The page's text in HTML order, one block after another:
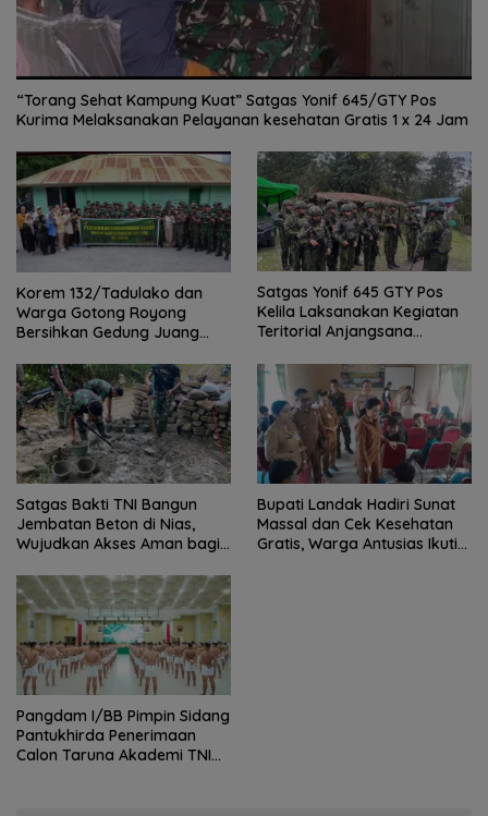
“Torang Sehat Kampung Kuat” Satgas Yonif 645/GTY Pos
Kurima Melaksanakan Pelayanan kesehatan Gratis 1 x 24 Jam
Korem 132/Tadulako dan
Warga Gotong Royong
Bersihkan Gedung Juang
Satgas Yonif 645 GTY Pos
Kelila Laksanakan Kegiatan
Teritorial Anjangsana
Lurah
Satgas Bakti TNI Bangun
Jembatan Beton di Nias,
Wujudkan Akses Aman bagi
Bupati Landak Hadiri Sunat
Massal dan Cek Kesehatan
Gratis, Warga Antusias Ikuti
Pangdam I/BB Pimpin Sidang
Pantukhirda Penerimaan
Calon Taruna Akademi TNI